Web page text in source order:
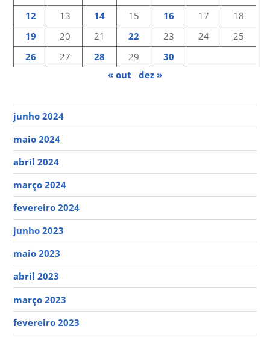
12
13 14 15 16 17
18
19
20 21 22 23 24
25
26
27 28 29
30
« out
dez »
junho 2024
maio 2024
abril 2024
março 2024
fevereiro 2024
junho 2023
maio 2023
abril 2023
março 2023
fevereiro 2023